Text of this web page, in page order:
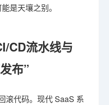
是天壤之别。
CD流水线与
布”
滚代码。现代 SaaS 系